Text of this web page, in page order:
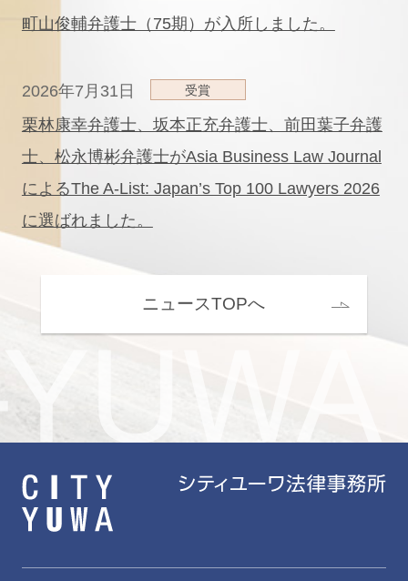
町山俊輔弁護士（75期）が入所しました。
2026年7月31日 受賞
栗林康幸弁護士、坂本正充弁護士、前田葉子弁護
士、松永博彬弁護士がAsia Business Law Journal
によるThe A-List: Japan’s Top 100 Lawyers 2026
に選ばれました。
ニュースTOPへ